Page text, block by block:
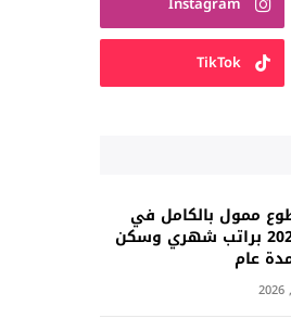
TikTok
ممول بالكامل في
ألمانيا 2026 براتب شهري وسكن
عام